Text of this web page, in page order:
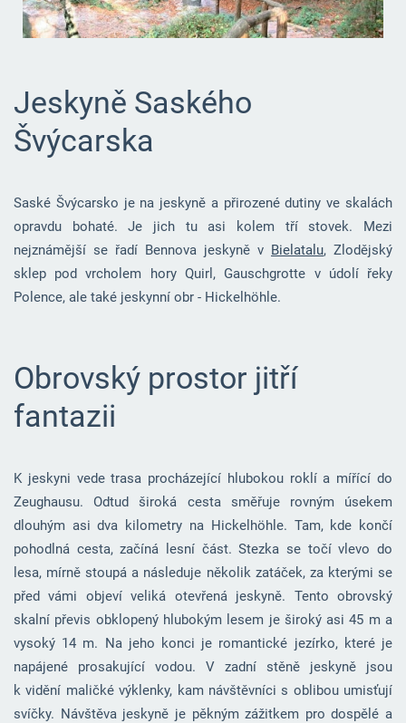
Jeskyně Saského
Švýcarska
Saské Švýcarsko je na jeskyně a přirozené dutiny ve skalách
opravdu bohaté. Je jich tu asi kolem tří stovek. Mezi
nejznámější se řadí Bennova jeskyně v Bielatalu, Zlodějský
sklep pod vrcholem hory Quirl, Gauschgrotte v údolí řeky
Polence, ale také jeskynní obr - Hickelhöhle.
Obrovský prostor jitří
fantazii
K jeskyni vede trasa procházející hlubokou roklí a mířící do
Zeughausu. Odtud široká cesta směřuje rovným úsekem
dlouhým asi dva kilometry na Hickelhöhle. Tam, kde končí
pohodlná cesta, začíná lesní část. Stezka se točí vlevo do
lesa, mírně stoupá a následuje několik zatáček, za kterými se
před vámi objeví veliká otevřená jeskyně. Tento obrovský
skalní převis obklopený hlubokým lesem je široký asi 45 m a
vysoký 14 m. Na jeho konci je romantické jezírko, které je
napájené prosakující vodou. V zadní stěně jeskyně jsou
k vidění maličké výklenky, kam návštěvníci s oblibou umisťují
svíčky. Návštěva jeskyně je pěkným zážitkem pro dospělé a